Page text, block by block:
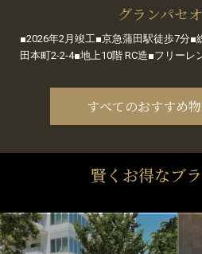
グランパセ
■2026年2月竣工■京急蒲田駅徒歩7分■
田本町2-2-4■地上10階 RC造■フリーレ
すべてのおすすめ
賢くお得なブ